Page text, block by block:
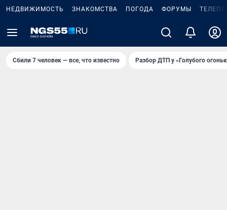
НЕДВИЖИМОСТЬ ЗНАКОМСТВА ПОГОДА ФОРУМЫ
Сбили 7 человек — все, что известно Разбор ДТП у «Голубого